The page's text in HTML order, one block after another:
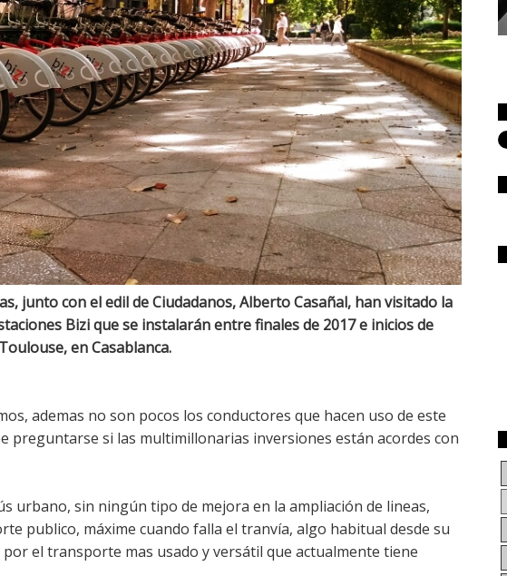
junto con el edil de Ciudadanos, Alberto Casañal, han visitado la
Bizi que se instalarán entre finales de 2017 e inicios de
en Casablanca.
ademas no son pocos los conductores que hacen uso de este
preguntarse si las multimillonarias inversiones están acordes con
urbano, sin ningún tipo de mejora en la ampliación de lineas,
publico, máxime cuando falla el tranvía, algo habitual desde su
el transporte mas usado y versátil que actualmente tiene